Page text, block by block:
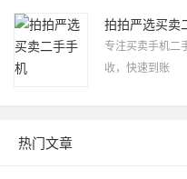
拍拍严选买卖
专注买卖手机二
收，快速到账
热门文章